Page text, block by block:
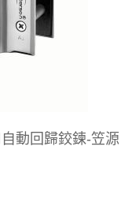
動回歸鉸鍊-笠